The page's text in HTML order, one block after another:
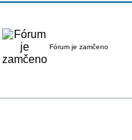
Fórum je zamčeno